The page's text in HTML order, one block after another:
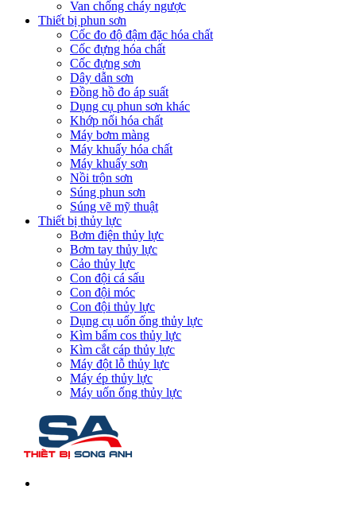
Van chống cháy ngược
Thiết bị phun sơn
Cốc đo độ đậm đặc hóa chất
Cốc đựng hóa chất
Cốc đựng sơn
Dây dẫn sơn
Đồng hồ đo áp suất
Dụng cụ phun sơn khác
Khớp nối hóa chất
Máy bơm màng
Máy khuấy hóa chất
Máy khuấy sơn
Nồi trộn sơn
Súng phun sơn
Súng vẽ mỹ thuật
Thiết bị thủy lực
Bơm điện thủy lực
Bơm tay thủy lực
Cảo thủy lực
Con đội cá sấu
Con đội móc
Con đội thủy lực
Dụng cụ uốn ống thủy lực
Kìm bấm cos thủy lực
Kìm cắt cáp thủy lực
Máy đột lỗ thủy lực
Máy ép thủy lực
Máy uốn ống thủy lực